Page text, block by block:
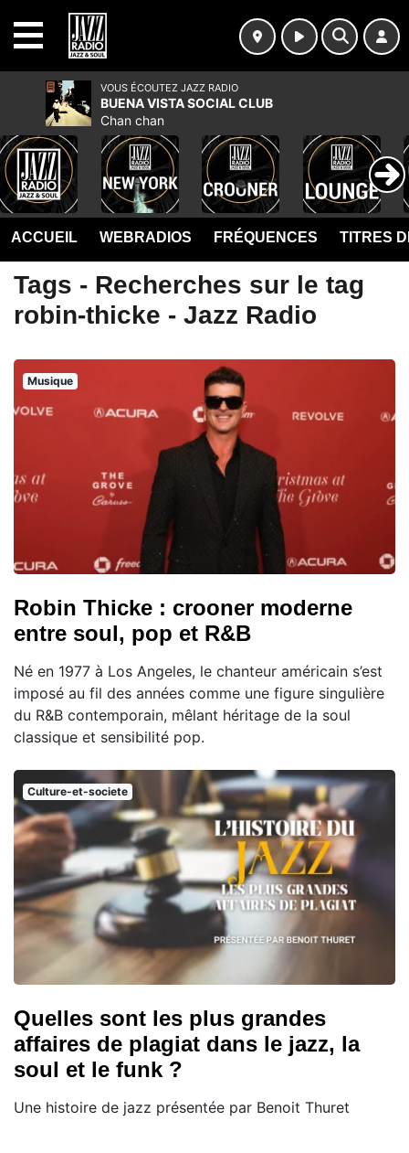
ACCUEIL WEBRADIOS FRÉQUENCES TITRES
Tags - Recherches sur le tag
robin-thicke - Jazz Radio
Musique
Robin Thicke : crooner moderne
entre soul, pop et R&B
Né en 1977 à Los Angeles, le chanteur américain s’est
imposé au fil des années comme une figure singulière
du R&B contemporain, mêlant héritage de la soul
classique et sensibilité pop.
Culture-et-societe
Quelles sont les plus grandes
affaires de plagiat dans le jazz, la
soul et le funk ?
Une histoire de jazz présentée par Benoit Thuret
VOUS ÉCOUTEZ JAZZ RADIO
BUENA VISTA SOCIAL CLUB
Chan chan